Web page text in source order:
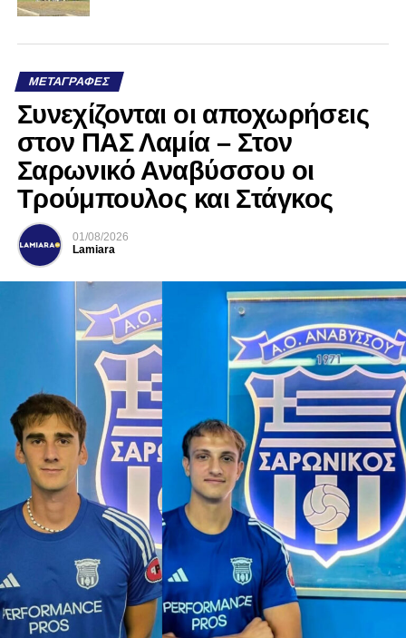
ΜΕΤΑΓΡΑΦΈΣ
Συνεχίζονται οι αποχωρήσεις
στον ΠΑΣ Λαμία – Στον
Σαρωνικό Αναβύσσου οι
Τρούμπουλος και Στάγκος
01/08/2026
Lamiara